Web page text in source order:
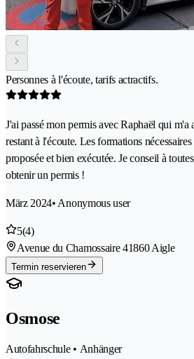
Personnes à l'écoute, tarifs actractifs.
J'ai passé mon permis avec Raphaël qui m'a
restant à l'écoute. Les formations
proposée et bien exécutée. Je conseil à
obtenir un permis !
März 2024• Anonymous user
5(4)
Avenue du Chamossaire 41860 Aigle
Termin reservieren
Osmose
Autofahrschule • Anhänger